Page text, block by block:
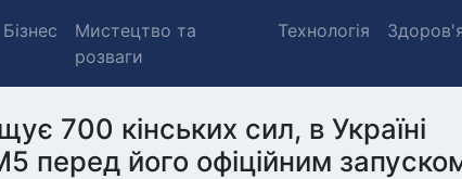
Бізнес
Мистецтво та
розваги
Технологія
700 кінських сил, в Україні
перед його офіційним